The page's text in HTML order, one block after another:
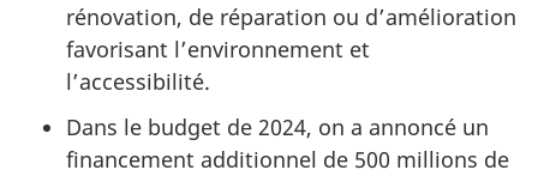
rénovation, de réparation ou d’amélioration
favorisant l’environnement et
l’accessibilité.
Dans le budget de 2024, on a annoncé un
financement additionnel de 500 millions de